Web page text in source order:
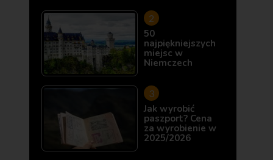
50
najpiękniejszych
miejsc w
Niemczech
Jak wyrobić
paszport? Cena
za wyrobienie w
2025/2026